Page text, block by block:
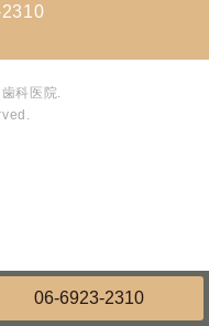
06-6923-2310
科医院.